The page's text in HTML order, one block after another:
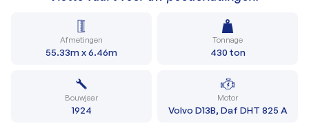
Afmetingen
55.33m x 6.46m
Tonnage
430 ton
Bouwjaar
1924
Motor
Volvo D13B, Daf DHT 825 A